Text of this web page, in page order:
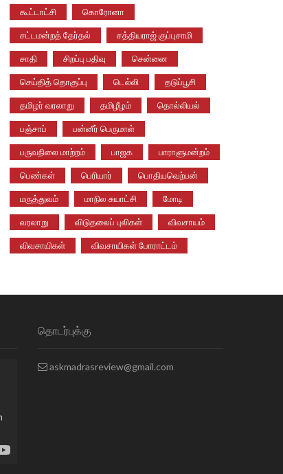
கூட்டாட்சி கொரோனா
சட்டமன்றத் தேர்தல் சத்தியராஜ் குப்புசாமி
சாதி சிறப்பு பதிவு சென்னை
செய்தித் தொகுப்பு டெல்லி தடுப்பூசி
தமிழர் வரலாறு தமிழீழம் தொல்லியல்
பஞ்சாப் பன்னீர் பெருமாள்
பருவநிலை மாற்றம் பாஜக பாராளுமன்றம்
பெண்கள் பெரியார் பொதியவெற்பன்
மருத்துவம் மாநில சுயாட்சி மோடி
வரலாறு விடுதலைப் புலிகள் விவசாயம்
விவசாயிகள் விவசாயிகள் போராட்டம்
தொடர்புக்கு
askmadrasreview@gmail.com